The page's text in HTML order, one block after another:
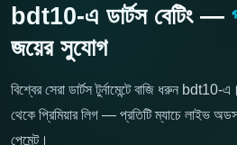
bdt10-এ ডার্টস বেটিং —
জয়ের সুযোগ
বিশ্বের সেরা ডার্টস টুর্নামেন্টে বাজি ধরুন
থেকে প্রিমিয়ার লিগ — প্রতিটি ম্যাচে লাইভ
পেমেন্ট।